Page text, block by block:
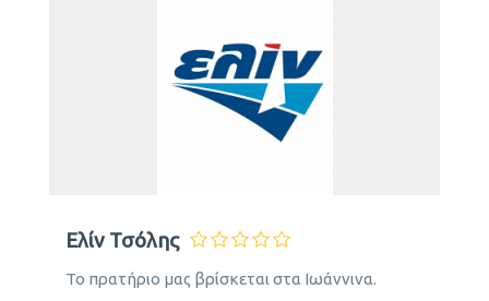
Ελίν Τσόλης
Το πρατήριο μας βρίσκεται στα Ιωάννινα.